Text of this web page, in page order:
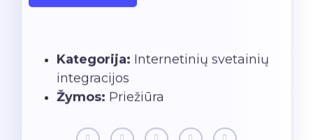
Kategorija: Internetinių svetainių
integracijos
Žymos: Priežiūra